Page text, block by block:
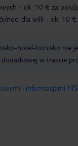
- ok. 10 € za
noc, dla willi - ok. 10 €
hotel-lotnisko nie
w trakcie
i informacjami